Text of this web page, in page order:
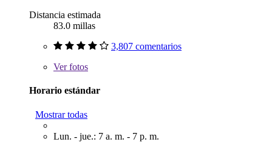
Distancia estimada
83.0 millas
3,807 comentarios
Verfotos
Horario estándar
Mostrar todas
Lun. - jue.: 7 a. m. - 7 p. m.